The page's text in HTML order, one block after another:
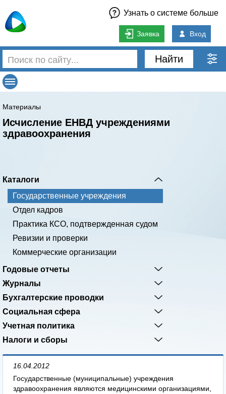
Узнать о системе больше
Заявка Вход
Найти
Материалы
Исчисление ЕНВД учреждениями
здравоохранения
Каталоги
Государственные учреждения
Отдел кадров
Практика КСО, подтвержденная судом
Ревизии и проверки
Коммерческие организации
Годовые отчеты
Журналы
Бухгалтерские проводки
Социальная сфера
Учетная политика
Налоги и сборы
16.04.2012
Государственные (муниципальные) учреждения
здравоохранения являются медицинскими организациями,